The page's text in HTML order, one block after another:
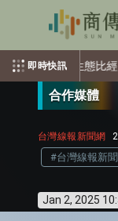
即時快訊
經費更關鍵
合作媒體
台灣線報新聞網
#台灣線報新
Jan 2, 2025